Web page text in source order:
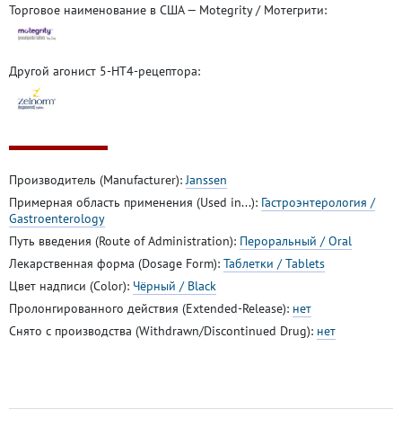
Торговое наименование в США — Motegrity / Мотегрити:
Другой агонист 5-HT4-рецептора:
Производитель (Manufacturer):Janssen
Примерная область применения (Used in...): Гастроэнтерология /
Gastroenterology
Путь введения (Route of Administration): Пероральный / Oral
Лекарственная форма (Dosage Form): Таблетки / Tablets
Цвет надписи (Color): Чёрный / Black
Пролонгированного действия (Extended-Release): нет
Снято с производства (Withdrawn/Discontinued Drug): нет